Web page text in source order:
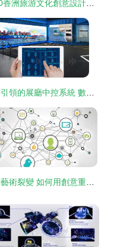
2020香洲旅游文化創意設計大賽 數字文化創意應用的創新之路
iPad引領的展廳中控系統 數字文化創意的新紀元
數字藝術裂變 如何用創意重塑數字營銷的未來